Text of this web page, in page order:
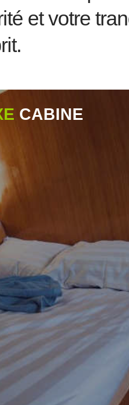
et votre
CABINE